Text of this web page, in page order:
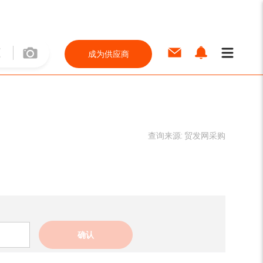
成为供应商
查询来源: 贸发网采购
确认